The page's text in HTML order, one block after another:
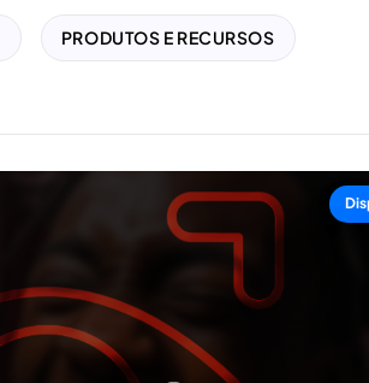
PRODUTOS E RECURSOS